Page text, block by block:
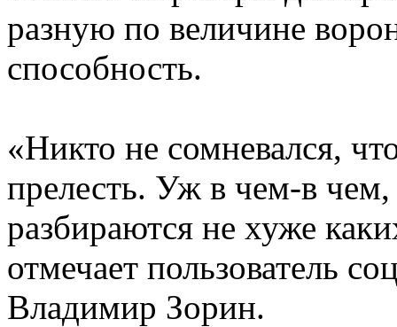
разную по величине
способность.
«Никто не сомневался,
прелесть. Уж в чем-в
разбираются не хуже
отмечает пользователь
Владимир Зорин.